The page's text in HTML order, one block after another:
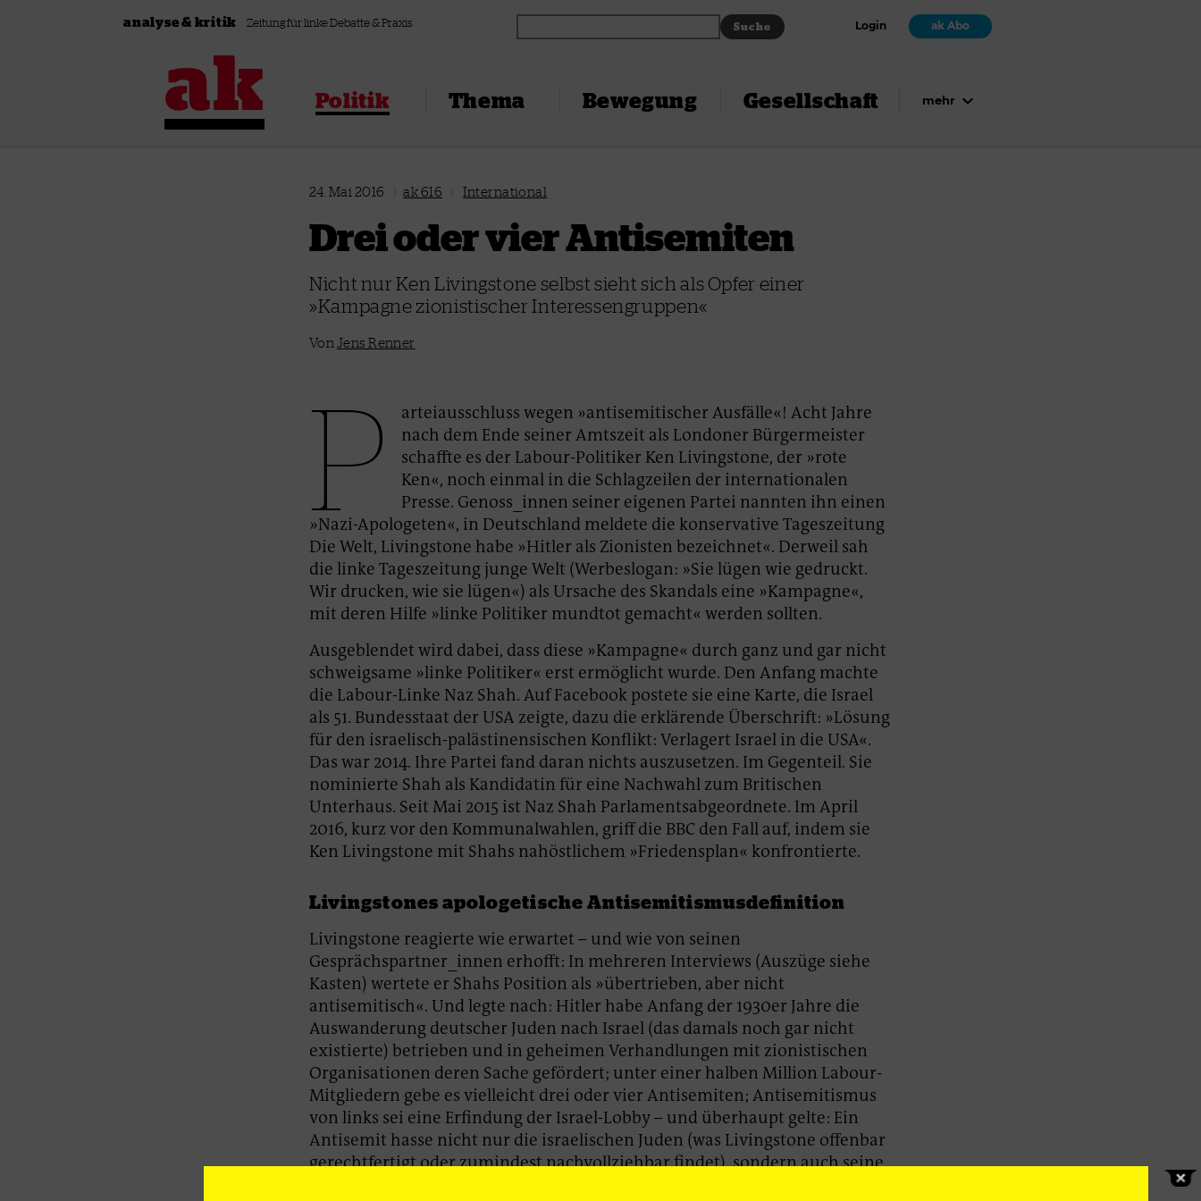
Zum Inhalt springen
analyse & kritik Zeitung für linke Debatte & Praxis Login ak Abo
Politik Thema Bewegung Gesellschaft mehr
24. Mai 2016 ak 616 International
Drei oder vier Antisemiten
Nicht nur Ken Livingstone selbst sieht sich als Opfer einer
»Kampagne zionistischer Interessengruppen«
VonJens Renner
P
arteiausschluss wegen »antisemitischer Ausfälle«! Acht Jahre
nach dem Ende seiner Amtszeit als Londoner Bürgermeister
schaffte es der Labour-Politiker Ken Livingstone, der »rote
Ken«, noch einmal in die Schlagzeilen der internationalen
Presse. Genoss_innen seiner eigenen Partei nannten ihn einen
»Nazi-Apologeten«, in Deutschland meldete die konservative Tageszeitung
Die Welt, Livingstone habe »Hitler als Zionisten bezeichnet«. Derweil sah
die linke Tageszeitung junge Welt (Werbeslogan: »Sie lügen wie gedruckt.
Wir drucken, wie sie lügen«) als Ursache des Skandals eine »Kampagne«,
mit deren Hilfe »linke Politiker mundtot gemacht« werden sollten.
Ausgeblendet wird dabei, dass diese »Kampagne« durch ganz und gar nicht
schweigsame »linke Politiker« erst ermöglicht wurde. Den Anfang machte
die Labour-Linke Naz Shah. Auf Facebook postete sie eine Karte, die Israel
als 51. Bundesstaat der USA zeigte, dazu die erklärende Überschrift: »Lösung
für den israelisch-palästinensischen Konflikt: Verlagert Israel in die USA«.
Das war 2014. Ihre Partei fand daran nichts auszusetzen. Im Gegenteil. Sie
nominierte Shah als Kandidatin für eine Nachwahl zum Britischen
Unterhaus. Seit Mai 2015 ist Naz Shah Parlamentsabgeordnete. Im April
2016, kurz vor den Kommunalwahlen, griff die BBC den Fall auf, indem sie
Ken Livingstone mit Shahs nahöstlichem »Friedensplan« konfrontierte.
Livingstones apologetische Antisemitismusdefinition
Livingstone reagierte wie erwartet – und wie von seinen
Gesprächspartner_innen erhofft: In mehreren Interviews (Auszüge siehe
Kasten) wertete er Shahs Position als »übertrieben, aber nicht
antisemitisch«. Und legte nach: Hitler habe Anfang der 1930er Jahre die
Auswanderung deutscher Juden nach Israel (das damals noch gar nicht
existierte) betrieben und in geheimen Verhandlungen mit zionistischen
Organisationen deren Sache gefördert; unter einer halben Million Labour-
Mitgliedern gebe es vielleicht drei oder vier Antisemiten; Antisemitismus
von links sei eine Erfindung der Israel-Lobby – und überhaupt gelte: Ein
Antisemit hasse nicht nur die israelischen Juden (was Livingstone offenbar
gerechtfertigt oder zumindest nachvollziehbar findet), sondern auch seine